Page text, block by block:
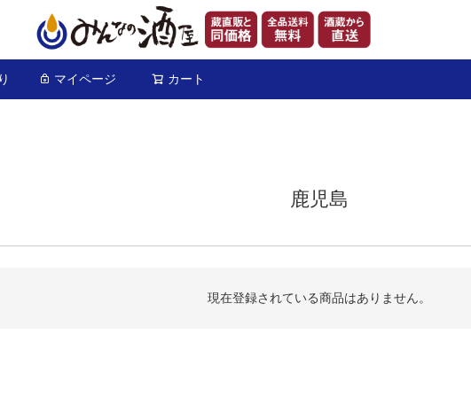
マイページ カート
鹿児島
現在登録されている商品はありません。